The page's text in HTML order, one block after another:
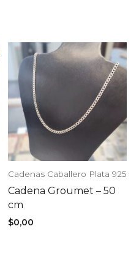
Cadenas Caballero Plata 925
Cadena Groumet – 50
cm
$0,00